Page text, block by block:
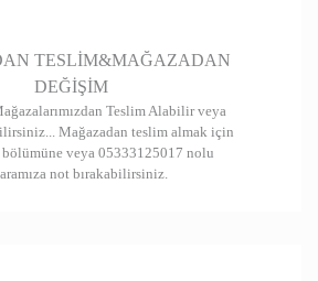
TESLİM&MAĞAZADAN
DEĞİŞİM
Teslim Alabilir veya
Mağazadan teslim almak için
veya 05333125017 nolu
not bırakabilirsiniz.